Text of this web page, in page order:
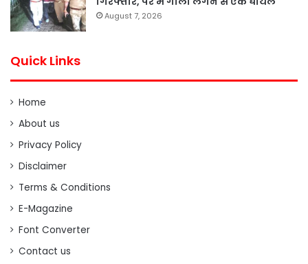
August 7, 2026
Quick Links
Home
About us
Privacy Policy
Disclaimer
Terms & Conditions
E-Magazine
Font Converter
Contact us